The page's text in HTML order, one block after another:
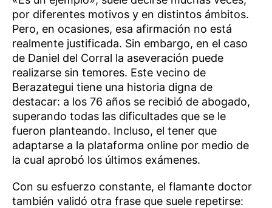
por diferentes motivos y en distintos ámbitos.
Pero, en ocasiones, esa afirmación no está
realmente justificada. Sin embargo, en el caso
de Daniel del Corral la aseveración puede
realizarse sin temores. Este vecino de
Berazategui tiene una historia digna de
destacar: a los 76 años se recibió de abogado,
superando todas las dificultades que se le
fueron planteando. Incluso, el tener que
adaptarse a la plataforma online por medio de
la cual aprobó los últimos exámenes.
Con su esfuerzo constante, el flamante doctor
también validó otra frase que suele repetirse: